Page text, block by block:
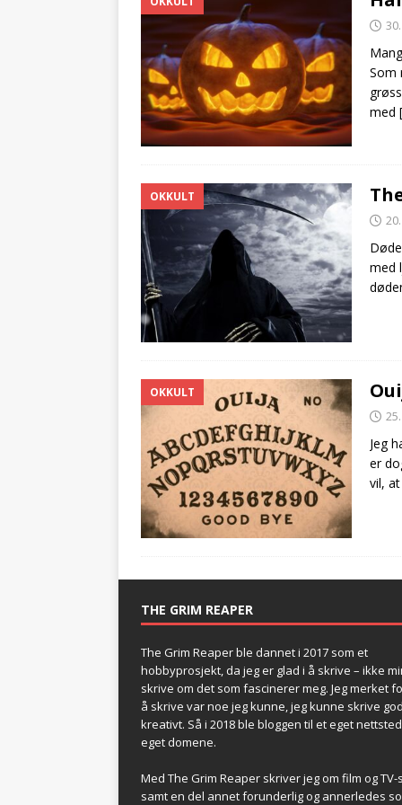
Som
med
OKKULT
med
OKKULT
Jeg
er
vil,
THE GRIM REAPER
The Grim Reaper ble dannet i 2017 som et
hobbyprosjekt, da jeg er glad i å skrive – ikke
skrive om det som fascinerer meg. Jeg merket
å skrive var noe jeg kunne, jeg kunne skrive
kreativt. Så i 2018 ble bloggen til et eget
eget domene.
Med The Grim Reaper skriver jeg om film og
samt en del annet forunderlig og annerledes